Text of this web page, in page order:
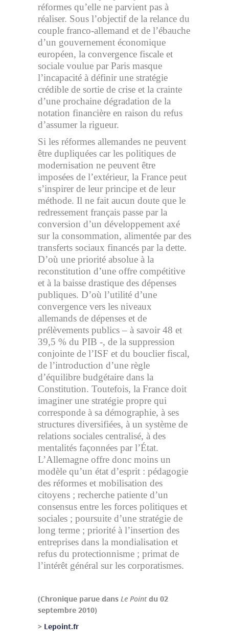
réformes qu’elle ne parvient pas à
réaliser. Sous l’objectif de la relance du
couple franco-allemand et de l’ébauche
d’un gouvernement économique
européen, la convergence fiscale et
sociale voulue par Paris masque
l’incapacité à définir une stratégie
crédible de sortie de crise et la crainte
d’une prochaine dégradation de la
notation financière en raison du refus
d’assumer la rigueur.
Si les réformes allemandes ne peuvent
être dupliquées car les politiques de
modernisation ne peuvent être
imposées de l’extérieur, la France peut
s’inspirer de leur principe et de leur
méthode. Il ne fait aucun doute que le
redressement français passe par la
conversion d’un développement axé
sur la consommation, alimentée par des
transferts sociaux financés par la dette.
D’où une priorité absolue à la
reconstitution d’une offre compétitive
et à la baisse drastique des dépenses
publiques. D’où l’utilité d’une
convergence vers les niveaux
allemands de dépenses et de
prélèvements publics – à savoir 48 et
39,5 % du PIB -, de la suppression
conjointe de l’ISF et du bouclier fiscal,
de l’introduction d’une règle
d’équilibre budgétaire dans la
Constitution. Toutefois, la France doit
imaginer une stratégie propre qui
corresponde à sa démographie, à ses
structures diversifiées, à un système de
relations sociales centralisé, à des
mentalités façonnées par l’État.
L’Allemagne offre donc moins un
modèle qu’un état d’esprit : pédagogie
des réformes et mobilisation des
citoyens ; recherche patiente d’un
consensus entre les forces politiques et
sociales ; poursuite d’une stratégie de
long terme ; priorité à l’insertion des
entreprises dans la mondialisation et
refus du protectionnisme ; primat de
l’intérêt général sur les corporatismes.
(Chronique parue dans Le Pointdu 02
septembre 2010)
> Lepoint.fr